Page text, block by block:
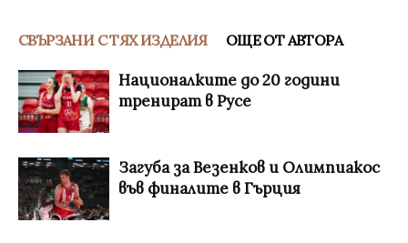
СВЪРЗАНИ С ТЯХ ИЗДЕЛИЯ ОЩЕ ОТ АВТОРА
Националките до 20 години
тренират в Русе
Загуба за Везенков и Олимпиакос
във финалите в Гърция